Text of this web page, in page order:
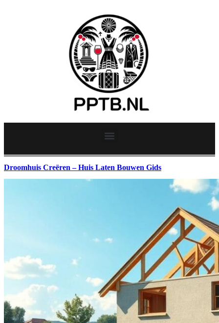
Droomhuis Creëren – Huis Laten Bouwen Gids